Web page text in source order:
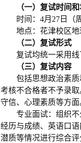
（一）复试时间和
时间：4月 27 日（
地点：花津校区
（二）复试形式
复试均统一采用线
（三）复试内容
包括思想政治素
考核不合格者不予录
守信、心理素质等方面
专业面试：组织
经历与成绩、英语口
潜质等情况进行综合评